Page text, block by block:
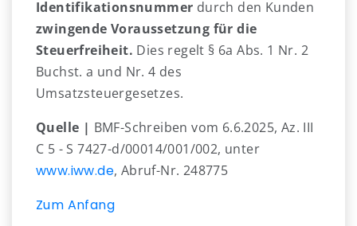
Identifikationsnummer durch den Kunden
zwingende Voraussetzung für die
Steuerfreiheit. Dies regelt § 6a Abs. 1 Nr. 2
Buchst. a und Nr. 4 des
Umsatzsteuergesetzes.
Quelle | BMF-Schreiben vom 6.6.2025, Az. III
C 5 - S 7427-d/00014/001/002, unter
www.iww.de, Abruf-Nr. 248775
Zum Anfang